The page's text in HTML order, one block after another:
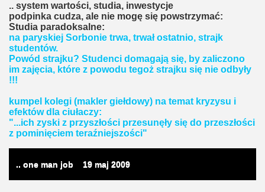
.. system wartości, studia, inwestycje
podpinka cudza, ale nie mogę się powstrzymać:
Studia paradoksalne:
na paryskiej Sorbonie trwa, trwał ostatnio, strajk
studentów.
Powód strajku? Studenci domagają się, by zaliczono
im zajęcia, które z powodu tegoż strajku się nie odbyły
!!!
kumpel kolegi (makler giełdowy) na temat kryzysu i
efektów dla ciułaczy:
"...ich zyski z przyszłości przesunęły się do przeszłości
z pominięciem teraźniejszości"
.. one man job 19 maj 2009